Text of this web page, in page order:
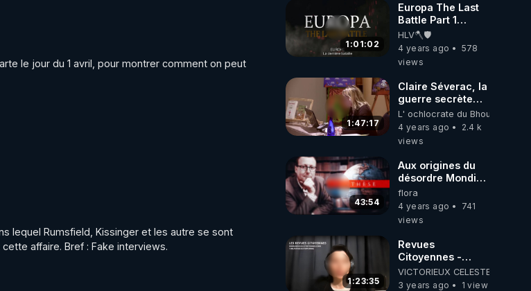
le jour du 1 avril, pour montrer comment on peut
lequel Rumsfield, Kissinger et les autre se sont
affaire. Bref : Fake interviews.
1:01:02
Europa The Last
Battle Part 1
VOSTFR
HLV🪓🛡️
4 years ago
578
views
1:47:17
Claire Séverac, la
guerre secrète
contre les
peuples. (Nice)
L' ochlocrate du Bhoutan
4 years ago
2.4 k
views
43:54
Aux origines du
désordre Mondial
- Synthèse des
travaux de Pierre
Hillard
flora
4 years ago
741
views
1:23:35
Revues
Citoyennes -
Valerie Bugault
VICTORIEUX CELESTE
3 years ago
1 view